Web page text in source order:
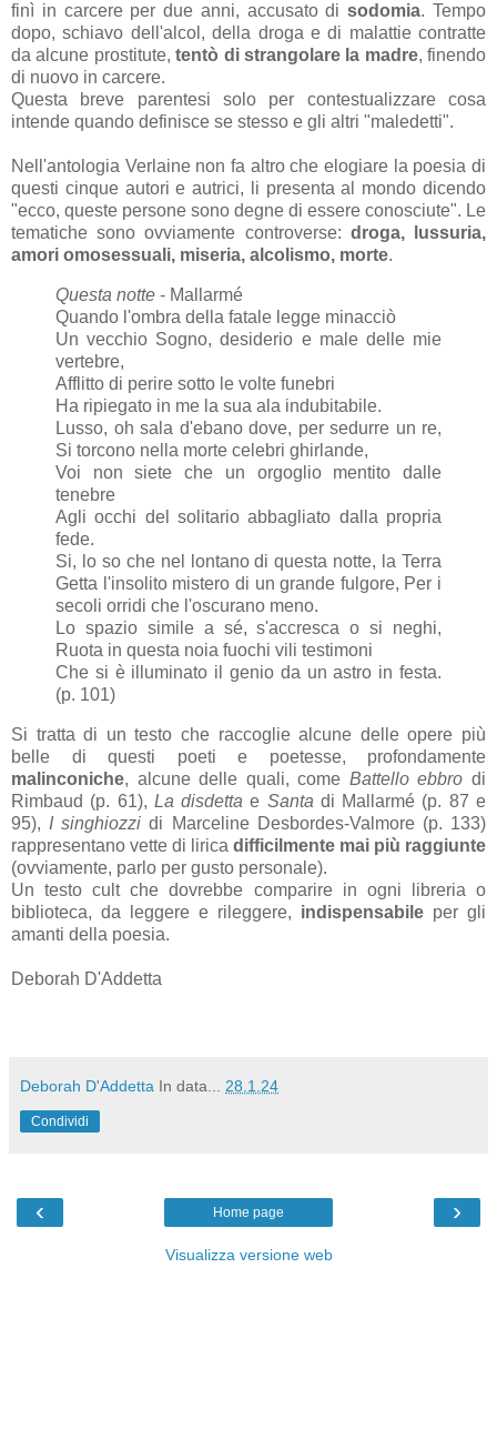
finì in carcere per due anni, accusato disodomia. Tempo
dopo, schiavo dell'alcol, della droga e di malattie contratte
da alcune prostitute,tentò di strangolare la madre, finendo
di nuovo in carcere.
Questa breve parentesi solo per contestualizzare cosa
intende quando definisce se stesso e gli altri "maledetti".
Nell'antologia Verlaine non fa altro che elogiare la poesia di
questi cinque autori e autrici, li presenta al mondo dicendo
"ecco, queste persone sono degne di essere conosciute". Le
tematiche sono ovviamente controverse: droga, lussuria,
amori omosessuali, miseria, alcolismo, morte.
Questa notte - Mallarmé
Quando l'ombra della fatale legge minacciò
Un vecchio Sogno, desiderio e male delle mie
vertebre,
Afflitto di perire sotto le volte funebri
Ha ripiegato in me la sua ala indubitabile.
Lusso, oh sala d'ebano dove, per sedurre un re,
Si torcono nella morte celebri ghirlande,
Voi non siete che un orgoglio mentito dalle
tenebre
Agli occhi del solitario abbagliato dalla propria
fede.
Si, lo so che nel lontano di questa notte, la Terra
Getta l'insolito mistero di un grande fulgore, Per i
secoli orridi che l'oscurano meno.
Lo spazio simile a sé, s'accresca o si neghi,
Ruota in questa noia fuochi vili testimoni
Che si è illuminato il genio da un astro in festa.
(p. 101)
Si tratta di un testo che raccoglie alcune delle opere più
belle di questi poeti e poetesse, profondamente
malinconiche, alcune delle quali, come Battello ebbro di
Rimbaud (p. 61), La disdetta e Santa di Mallarmé (p. 87 e
95), I singhiozzi di Marceline Desbordes-Valmore (p. 133)
rappresentano vette di lirica difficilmente mai più raggiunte
(ovviamente, parlo per gusto personale).
Un testo cult che dovrebbe comparire in ogni libreria o
biblioteca, da leggere e rileggere, indispensabile per gli
amanti della poesia.
Deborah D'Addetta
Deborah D'Addetta In data... 28.1.24
Condividi
‹ ›
Home page
Visualizza versione web